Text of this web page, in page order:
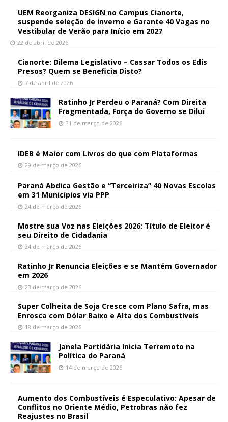
UEM Reorganiza DESIGN no Campus Cianorte,
suspende seleção de inverno e Garante 40 Vagas no
Vestibular de Verão para Início em 2027
22 de abril de 2026
Cianorte: Dilema Legislativo – Cassar Todos os Edis
Presos? Quem se Beneficia Disto?
7 de abril de 2026
Ratinho Jr Perdeu o Paraná? Com Direita
Fragmentada, Força do Governo se Dilui
31 de março de 2026
IDEB é Maior com Livros do que com Plataformas
29 de março de 2026
Paraná Abdica Gestão e “Terceiriza” 40 Novas Escolas
em 31 Municípios via PPP
24 de março de 2026
Mostre sua Voz nas Eleições 2026: Título de Eleitor é
seu Direito de Cidadania
24 de março de 2026
Ratinho Jr Renuncia Eleições e se Mantém Governador
em 2026
23 de março de 2026
Super Colheita de Soja Cresce com Plano Safra, mas
Enrosca com Dólar Baixo e Alta dos Combustíveis
18 de março de 2026
Janela Partidária Inicia Terremoto na
Política do Paraná
14 de março de 2026
Aumento dos Combustíveis é Especulativo: Apesar de
Conflitos no Oriente Médio, Petrobras não fez
Reajustes no Brasil